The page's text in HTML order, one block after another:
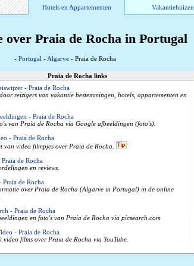
Hotels en Appartementen Vakantiehuizen
Praia de Rocha in Portugal
- Portugal-Algarve- Praia de Rocha
Praia de Rocha links
- Praia de Rocha
reizigers van vakantie bestemmingen, hotels, appartementen en
- Praia de Rocha
van Praia de Rocha via Google afbeeldingen (foto's).
- Praia de Rocha
van video filmpjes over Praia de Rocha.
de Rocha
en reviews.
de Rocha
over Praia de Rocha (Algarve in Portugal) in de online
- Praia de Rocha
en foto's van Praia de Rocha via picsearch.com
- Praia de Rocha
video films over Praia de Rocha via YouTube.